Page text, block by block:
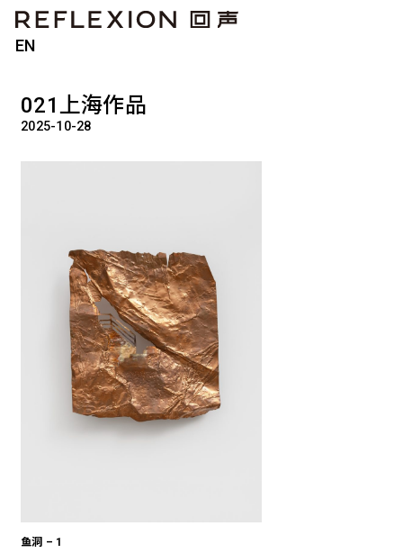
EN
021上海作品
2025-10-28
鱼洞 – 1